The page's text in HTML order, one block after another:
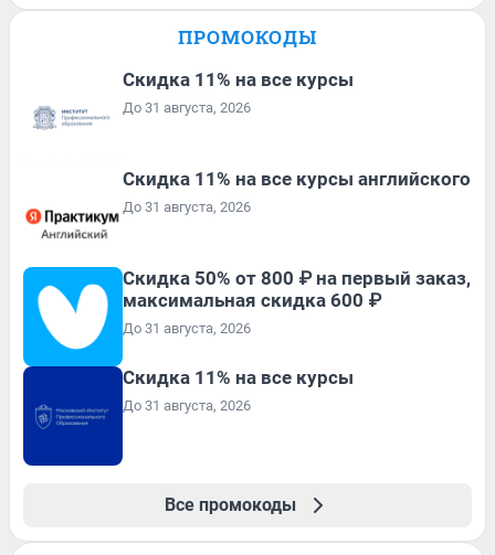
ПРОМОКОДЫ
Скидка 11% на все курсы
До 31 августа, 2026
Скидка 11% на все курсы английского
До 31 августа, 2026
Скидка 50% от 800 ₽ на первый заказ,
максимальная скидка 600 ₽
До 31 августа, 2026
Скидка 11% на все курсы
До 31 августа, 2026
Все промокоды